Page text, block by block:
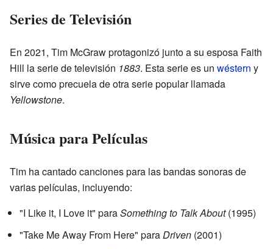
Series de Televisión
En 2021, Tim McGraw protagonizó junto a su esposa Faith
Hill la serie de televisión 1883. Esta serie es un wéstern y
sirve como precuela de otra serie popular llamada
Yellowstone.
Música para Películas
Tim ha cantado canciones para las bandas sonoras de
varias películas, incluyendo:
"I Like it, I Love it" paraSomething to Talk About(1995)
"Take Me Away From Here" paraDriven (2001)